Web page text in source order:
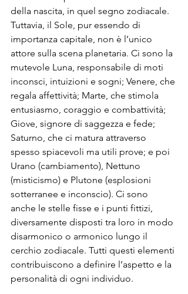
della nascita, in quel segno zodiacale.
Tuttavia, il Sole, pur essendo di
importanza capitale, non è l’unico
attore sulla scena planetaria. Ci sono la
mutevole Luna, responsabile di moti
inconsci, intuizioni e sogni; Venere, che
regala affettività; Marte, che stimola
entusiasmo, coraggio e combattività;
Giove, signore di saggezza e fede;
Saturno, che ci matura attraverso
spesso spiacevoli ma utili prove; e poi
Urano (cambiamento), Nettuno
(misticismo) e Plutone (esplosioni
sotterranee e inconscio). Ci sono
anche le stelle fisse e i punti fittizi,
diversamente disposti tra loro in modo
disarmonico o armonico lungo il
cerchio zodiacale. Tutti questi elementi
contribuiscono a definire l’aspetto e la
personalità di ogni individuo.